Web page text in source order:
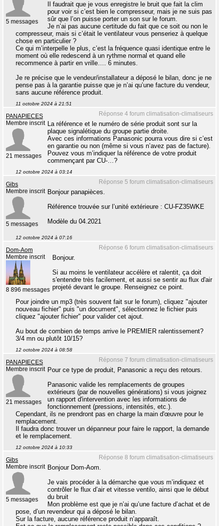
5 messages
Il faudrait que je vous enregistre le bruit que fait la clim
pour voir si c’est bien le compresseur, mais je ne suis pas
sûr que l’on puisse porter un son sur le forum.
Je n’ai pas aucune certitude du fait que ce soit ou non le
compresseur, mais si c’était le ventilateur vous penseriez à quelque
chose en particulier ?
Ce qui m’interpelle le plus, c’est la fréquence quasi identique entre le
moment où elle redescend à un rythme normal et quand elle
recommence à partir en vrille…. 6 minutes.
Je re précise que le vendeur/installateur a déposé le bilan, donc je ne
pense pas à la garantie puisse que je n’ai qu’une facture du vendeur,
sans aucune référence produit.
11 octobre 2024 à 21:51
Réponse 4 forum climatisation-climatiseurs
PANAPIECES
Membre inscrit
21 messages
La référence et le numéro de série produit sont sur la
plaque signalétique du groupe partie droite.
Avec ces informations Panasonic pourra vous dire si c’est
en garantie ou non (même si vous n’avez pas de facture).
Pouvez vous m’indiquer la référence de votre produit
commençant par CU-…?
12 octobre 2024 à 03:14
Réponse 5 forum climatisation-climatiseurs
Gibs
Membre inscrit
5 messages
Bonjour panapièces.
Référence trouvée sur l’unité extérieure : CU-FZ35WKE
Modèle du 04.2021
12 octobre 2024 à 07:16
Réponse 6 forum climatisation-climatiseurs
Dom-Aom
Membre inscrit
8 896 messages
Bonjour.
Si au moins le ventilateur accélère et ralentit, ça doit
s'entendre très facilement, et aussi se sentir au flux d'air
projeté devant le groupe. Renseignez ce point.
Pour joindre un mp3 (très souvent fait sur le forum), cliquez "ajouter
nouveau fichier" puis "un document", sélectionnez le fichier puis
cliquez "ajouter fichier" pour valider cet ajout.
Au bout de combien de temps arrive le PREMIER ralentissement?
3/4 mn ou plutôt 10/15?
12 octobre 2024 à 08:58
Réponse 7 forum climatisation-climatiseurs
PANAPIECES
Membre inscrit
21 messages
Pour ce type de produit, Panasonic a reçu des retours.
Panasonic valide les remplacements de groupes
extérieurs (par de nouvelles générations) si vous joignez
un rapport d'intervention avec les informations de
fonctionnement (pressions, intensités, etc.).
Cependant, ils ne prendront pas en charge la main d'œuvre pour le
remplacement.
Il faudra donc trouver un dépanneur pour faire le rapport, la demande
et le remplacement.
12 octobre 2024 à 10:33
Réponse 8 forum climatisation-climatiseurs
Gibs
Membre inscrit
5 messages
Bonjour Dom-Aom.
Je vais procéder à la démarche que vous m’indiquez et
contrôler le flux d’air et vitesse ventilo, ainsi que le début
du bruit
Mon problème est que je n’ai qu’une facture d’achat et de
pose, d’un revendeur qui a déposé le bilan.
Sur la facture, aucune référence produit n’apparaît.